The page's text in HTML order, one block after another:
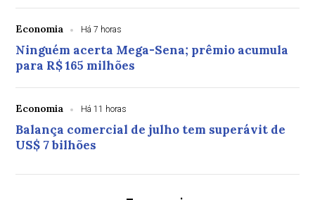
Economia Há 7 horas
Ninguém acerta Mega-Sena; prêmio acumula
para R$ 165 milhões
Economia Há 11 horas
Balança comercial de julho tem superávit de
US$ 7 bilhões